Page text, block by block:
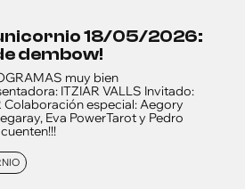
dembow!
muy bien
ITZIAR VALLS Invitado:
Colaboración especial: Aegory
Eva PowerTarot y Pedro